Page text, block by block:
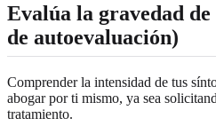
Evalúa la gravedad de
de autoevaluación)
Comprender la intensidad de tus
abogar por ti mismo, ya sea
tratamiento.